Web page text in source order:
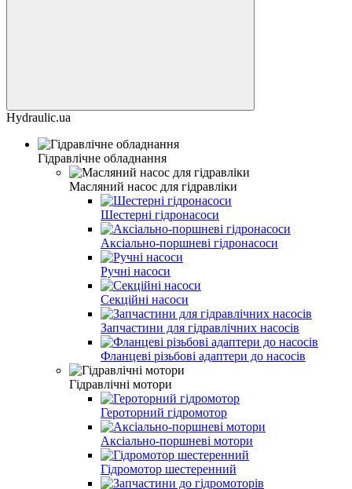
Hydraulic.ua
Гідравлічне обладнання
Масляний насос для гідравліки
Шестерні гідронасоси
Аксіально-поршневі гідронасоси
Ручні насоси
Секційні насоси
Запчастини для гідравлічних насосів
Фланцеві різьбові адаптери до насосів
Гідравлічні мотори
Героторний гідромотор
Аксіально-поршневі мотори
Гідромотор шестеренний